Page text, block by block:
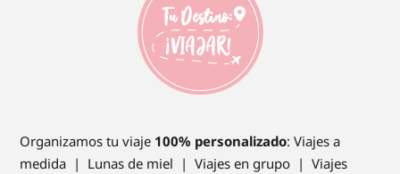
Organizamos tu viaje 100% personalizado: Viajes a
medida | Lunas de miel | Viajes en grupo | Viajes